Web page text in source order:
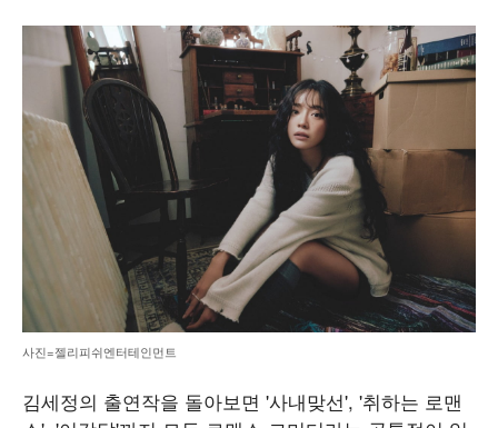
사진=젤리피쉬엔터테인먼트
김세정의 출연작을 돌아보면 '사내맞선', '취하는 로맨